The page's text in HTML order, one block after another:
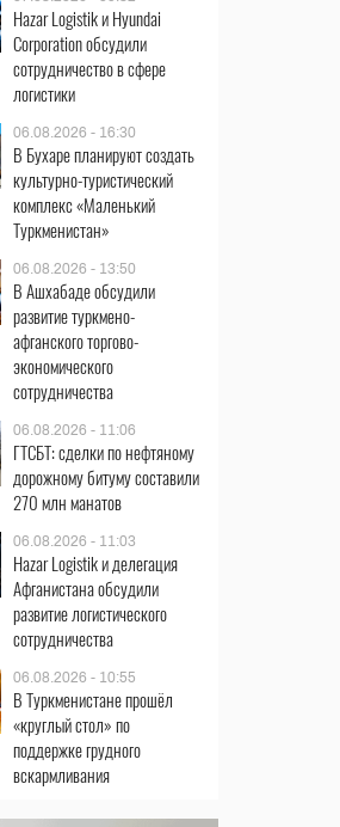
Hazar Logistik и Hyundai
Corporation обсудили
сотрудничество в сфере
логистики
06.08.2026 - 16:30
В Бухаре планируют создать
культурно-туристический
комплекс «Маленький
Туркменистан»
06.08.2026 - 13:50
В Ашхабаде обсудили
развитие туркмено-
афганского торгово-
экономического
сотрудничества
06.08.2026 - 11:06
ГТСБТ: сделки по нефтяному
дорожному битуму составили
270 млн манатов
06.08.2026 - 11:03
Hazar Logistik и делегация
Афганистана обсудили
развитие логистического
сотрудничества
06.08.2026 - 10:55
В Туркменистане прошёл
«круглый стол» по
поддержке грудного
вскармливания